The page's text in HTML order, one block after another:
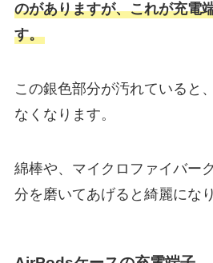
のがありますが、これが充電
す。
この銀色部分が汚れていると
なくなります。
綿棒や、マイクロファイバー
分を磨いてあげると綺麗になり